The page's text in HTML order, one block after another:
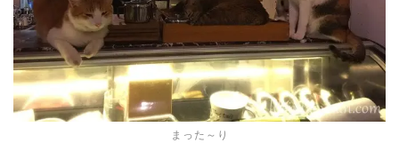
まった～り